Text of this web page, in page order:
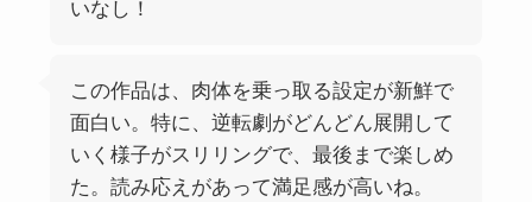
いなし！
この作品は、肉体を乗っ取る設定が新鮮で
面白い。特に、逆転劇がどんどん展開して
いく様子がスリリングで、最後まで楽しめ
た。読み応えがあって満足感が高いね。